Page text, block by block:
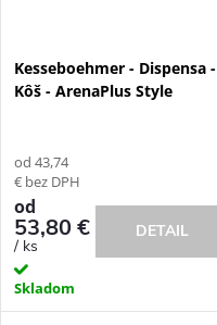
Kesseboehmer - Dispensa -
Kôš - ArenaPlus Style
od 43,74
€ bez DPH
od
53,80 €
/ ks
Skladom
DETAIL